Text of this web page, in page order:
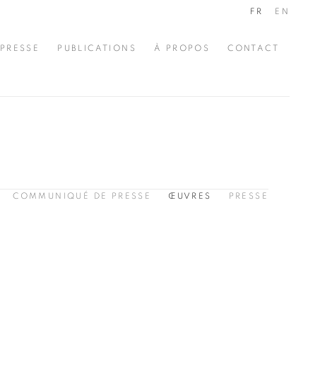
PRESSE PUBLICATIONS À PROPOS CONTACT
FR EN
COMMUNIQUÉ DE PRESSE ŒUVRES PRESSE